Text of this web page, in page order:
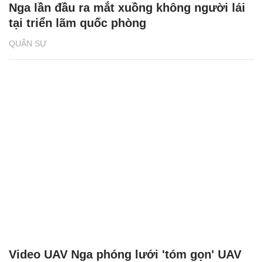
QUÂN SỰ
Nga lần đầu ra mắt xuồng không người lái
tại triển lãm quốc phòng
Video UAV Nga phóng lưới 'tóm gọn' UAV